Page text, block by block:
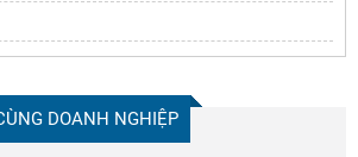
DOANH NGHIỆP